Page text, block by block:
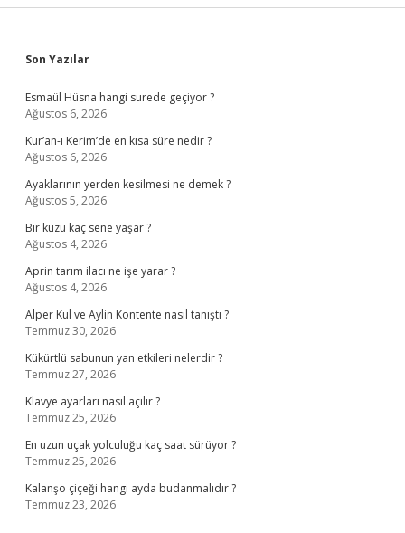
Sidebar
Son Yazılar
Esmaül Hüsna hangi surede geçiyor ?
Ağustos 6, 2026
Kur’an-ı Kerim’de en kısa süre nedir ?
Ağustos 6, 2026
Ayaklarının yerden kesilmesi ne demek ?
Ağustos 5, 2026
Bir kuzu kaç sene yaşar ?
Ağustos 4, 2026
Aprin tarım ilacı ne işe yarar ?
Ağustos 4, 2026
Alper Kul ve Aylin Kontente nasıl tanıştı ?
Temmuz 30, 2026
Kükürtlü sabunun yan etkileri nelerdir ?
Temmuz 27, 2026
Klavye ayarları nasıl açılır ?
Temmuz 25, 2026
En uzun uçak yolculuğu kaç saat sürüyor ?
Temmuz 25, 2026
Kalanşo çiçeği hangi ayda budanmalıdır ?
Temmuz 23, 2026